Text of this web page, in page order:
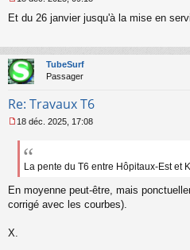
e
a
g
e
o
l
Et du 26 janvier jusqu'à la mise en
TubeSurf
Passager
Re: Travaux T6
e
a
g
e
n
18 déc. 2025, 17:08
La pente du T6 entre Hôpitaux-Est et
En moyenne peut-être, mais
corrigé avec les courbes).
X.